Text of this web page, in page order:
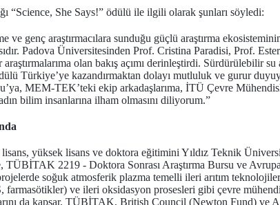
“Science, She Says!” ödülü ile ilgili olarak şunları söyledi:
ve genç araştırmacılara sunduğu güçlü araştırma
Padova Üniversitesinden Prof. Cristina Paradisi, Prof.
olan bakış açımı derinleştirdi. Sürdürülebilir
Türkiye’ye kazandırmaktan dolayı mutluluk ve gurur
MEM-TEK’teki ekip arkadaşlarıma, İTÜ Çevre
bilim insanlarına ilham olmasını diliyorum.”
yüksek lisans ve doktora eğitimini Yıldız Teknik
TÜBİTAK 2219 - Doktora Sonrası Araştırma Bursu ve
soğuk atmosferik plazma temelli ileri arıtım
ve ileri oksidasyon prosesleri gibi çevre
da kapsar. TÜBİTAK, British Council (Newton Fund) ve